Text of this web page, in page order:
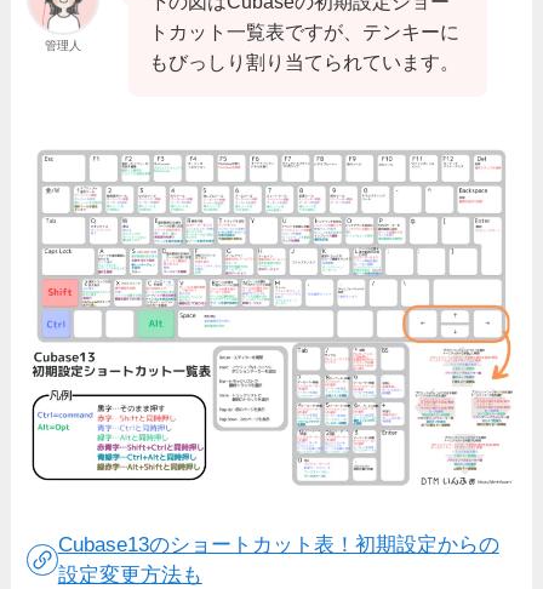
管理人
トカット一覧表ですが、テンキーに
もびっしり割り当てられています。
Cubase13のショートカット表！初期設定からの
設定変更方法も